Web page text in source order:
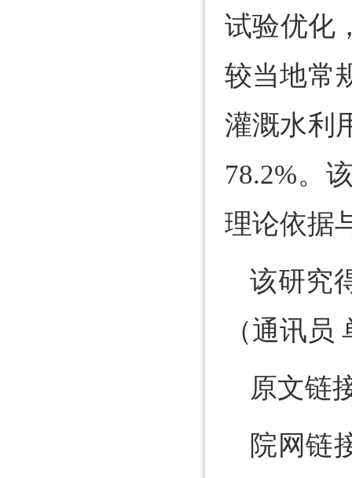
试验优化
较当地常
灌溉水利
78.2%。
理论依据
该研究
（通讯员
原文链
院网链